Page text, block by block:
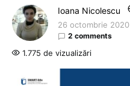
Ioana Nicolescu
26 octombrie 2020
2 comments
1.775 de vizualizări